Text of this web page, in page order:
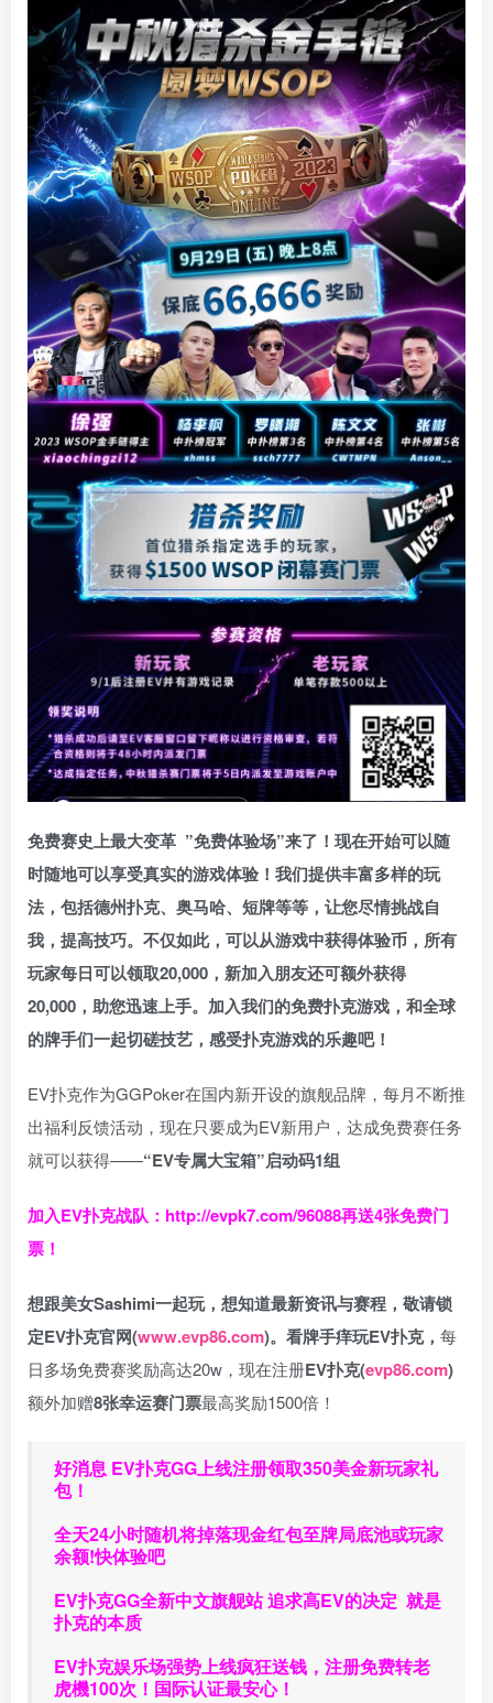
免费赛史上最大变革 ”免费体验场”来了！ 现在开始可以随
时随地可以享受真实的游戏体验！我们提供丰富多样的玩
法，包括德州扑克、奥马哈、短牌等等，让您尽情挑战自
我，提高技巧。不仅如此， 可以从游戏中获得体验币，所有
玩家每日可以领取20,000，新加入朋友还可额外获得
20,000，助您迅速上手。 加入我们的免费扑克游戏，和全球
的牌手们一起切磋技艺，感受扑克游戏的乐趣吧！
EV扑克作为GGPoker在国内新开设的旗舰品牌，每月不断推
出福利反馈活动，现在只要成为EV新用户，达成免费赛任务
就可以获得——“EV专属大宝箱”启动码1组
加入EV扑克战队： http://evpk7.com/96088再送4张免费门
票！
想跟美女Sashimi一起玩， 想知道最新资讯与赛程， 敬请锁
定EV扑克官网(www.evp86.com)。 看牌手痒玩EV扑克， 每
日多场免费赛奖励高达20w，现在注册EV扑克(evp86.com)
额外加赠8张幸运赛门票最高奖励1500倍！
好消息 EV扑克GG上线注册领取350美金新玩家礼
包！
全天24小时随机将掉落现金红包至牌局底池或玩家
余额!快体验吧
EV扑克GG全新中文旗舰站追求高EV的决定 就是
扑克的本质
EV扑克娱乐场强势上线疯狂送钱，注册免费转老
虎機100次！国际认证最安心！